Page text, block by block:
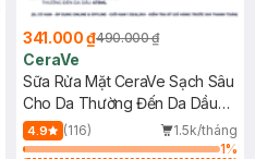
341.000 ₫490.000 ₫
CeraVe
Sữa Rửa Mặt CeraVe Sạch Sâu
Cho Da Thường Đến Da Dầu
473ml
4.9 (116)
1.5k/tháng
1%